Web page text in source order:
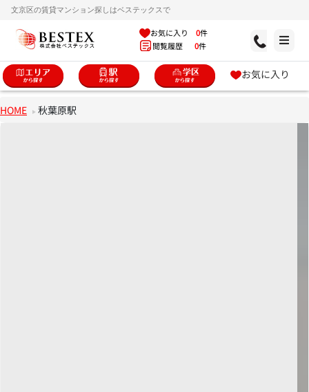
文京区の賃貸マンション探しはベステックスで
お気に入り 0件
閲覧履歴 0件
お気に入り
HOME 秋葉原駅